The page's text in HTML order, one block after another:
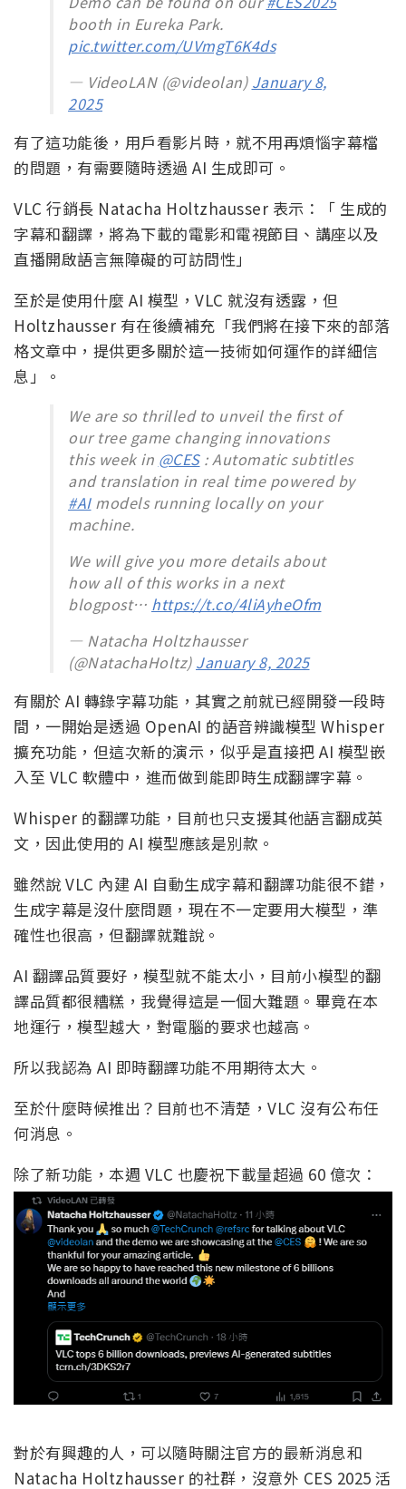
booth in Eureka Park.
pic.twitter.com/UVmgT6K4ds
— VideoLAN (@videolan) January 8,
2025
有了這功能後，用戶看影片時，就不用再煩惱字幕檔
的問題，有需要隨時透過 AI 生成即可。
VLC 行銷長 Natacha Holtzhausser 表示：「 生成的
字幕和翻譯，將為下載的電影和電視節目、講座以及
直播開啟語言無障礙的可訪問性」
至於是使用什麼 AI 模型，VLC 就沒有透露，但
Holtzhausser 有在後續補充「我們將在接下來的部落
格文章中，提供更多關於這一技術如何運作的詳細信
息」。
We are so thrilled to unveil the first of
our tree game changing innovations
this week in @CES: Automatic subtitles
and translation in real time powered by
#AImodels running locally on your
machine.
We will give you more details about
how all of this works in a next
blogpost… https://t.co/4liAyheOfm
— Natacha Holtzhausser
(@NatachaHoltz) January 8, 2025
有關於 AI 轉錄字幕功能，其實之前就已經開發一段時
間，一開始是透過 OpenAI 的語音辨識模型 Whisper
擴充功能，但這次新的演示，似乎是直接把 AI 模型嵌
入至 VLC 軟體中，進而做到能即時生成翻譯字幕。
Whisper 的翻譯功能，目前也只支援其他語言翻成英
文，因此使用的 AI 模型應該是別款。
雖然說 VLC 內建 AI 自動生成字幕和翻譯功能很不錯，
生成字幕是沒什麼問題，現在不一定要用大模型，準
確性也很高，但翻譯就難說。
AI 翻譯品質要好，模型就不能太小，目前小模型的翻
譯品質都很糟糕，我覺得這是一個大難題。畢竟在本
地運行，模型越大，對電腦的要求也越高。
所以我認為 AI 即時翻譯功能不用期待太大。
至於什麼時候推出？目前也不清楚，VLC 沒有公布任
何消息。
除了新功能，本週 VLC 也慶祝下載量超過 60 億次：
對於有興趣的人，可以隨時關注官方的最新消息和
Natacha Holtzhausser 的社群，沒意外 CES 2025 活